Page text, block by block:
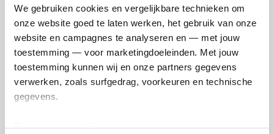
We gebruiken cookies en vergelijkbare technieken om
onze website goed te laten werken, het gebruik van onze
website en campagnes te analyseren en — met jouw
toestemming — voor marketingdoeleinden. Met jouw
toestemming kunnen wij en onze partners gegevens
verwerken, zoals surfgedrag, voorkeuren en technische
gegevens.